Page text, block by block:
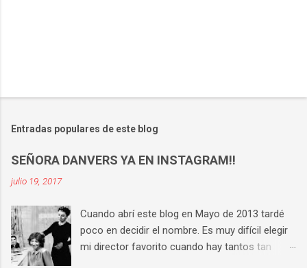
l
c
a
r
n
m
e
n
Entradas populares de este blog
SEÑORA DANVERS YA EN INSTAGRAM!!
julio 19, 2017
Cuando abrí este blog en Mayo de 2013 tardé
poco en decidir el nombre. Es muy difícil elegir
mi director favorito cuando hay tantos tan